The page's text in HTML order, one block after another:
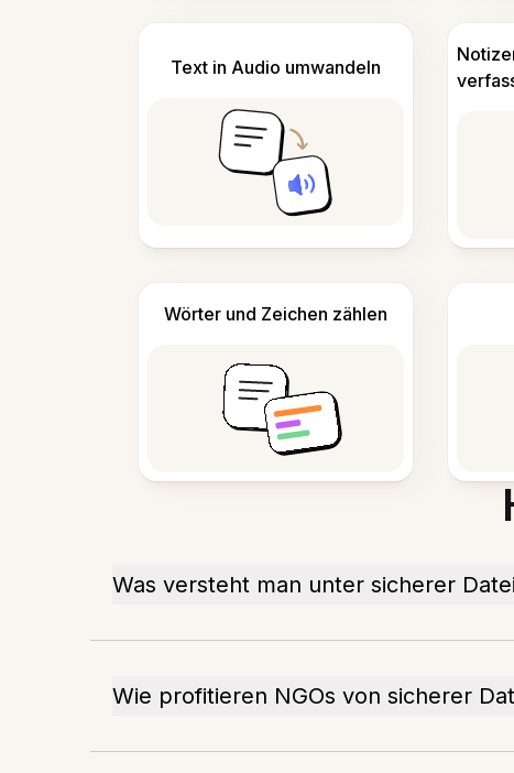
Text in Audio umwandeln
Wörter und Zeichen zählen
Was versteht man unter sicherer
Wie profitieren NGOs von sicherer